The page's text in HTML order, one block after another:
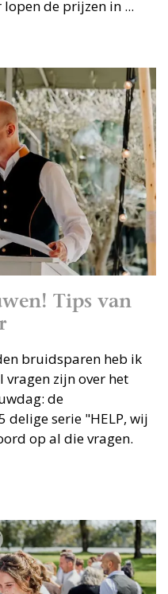
de prijzen in ...
Tips van
bruidsparen heb ik
vragen zijn over het
de
delige serie "HELP, wij
op al die vragen.